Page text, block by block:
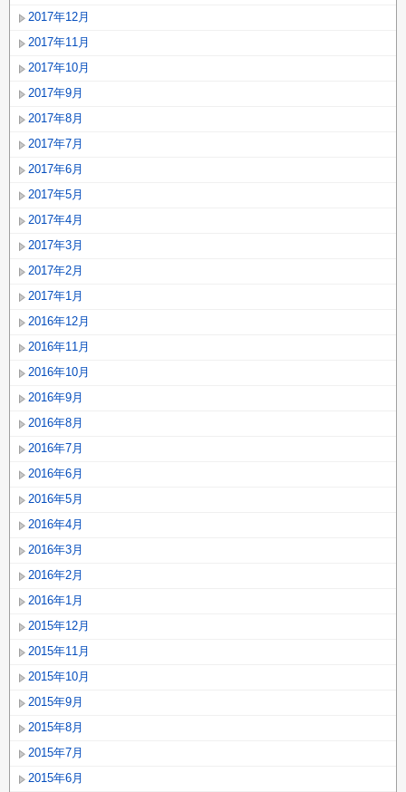
2017年12月
2017年11月
2017年10月
2017年9月
2017年8月
2017年7月
2017年6月
2017年5月
2017年4月
2017年3月
2017年2月
2017年1月
2016年12月
2016年11月
2016年10月
2016年9月
2016年8月
2016年7月
2016年6月
2016年5月
2016年4月
2016年3月
2016年2月
2016年1月
2015年12月
2015年11月
2015年10月
2015年9月
2015年8月
2015年7月
2015年6月